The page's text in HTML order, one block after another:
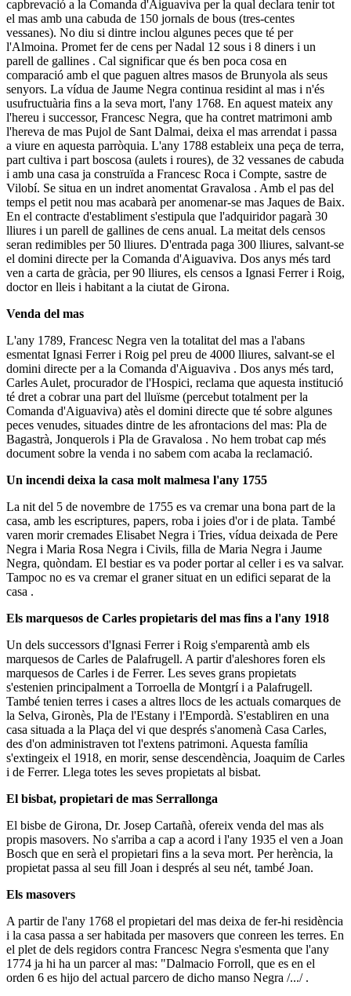
capbrevació a la Comanda d'Aiguaviva per la qual declara tenir tot
el mas amb una cabuda de 150 jornals de bous (tres-centes
vessanes). No diu si dintre inclou algunes peces que té per
l'Almoina. Promet fer de cens per Nadal 12 sous i 8 diners i un
parell de gallines . Cal significar que és ben poca cosa en
comparació amb el que paguen altres masos de Brunyola als seus
senyors. La vídua de Jaume Negra continua residint al mas i n'és
usufructuària fins a la seva mort, l'any 1768. En aquest mateix any
l'hereu i successor, Francesc Negra, que ha contret matrimoni amb
l'hereva de mas Pujol de Sant Dalmai, deixa el mas arrendat i passa
a viure en aquesta parròquia. L'any 1788 estableix una peça de terra,
part cultiva i part boscosa (aulets i roures), de 32 vessanes de cabuda
i amb una casa ja construïda a Francesc Roca i Compte, sastre de
Vilobí. Se situa en un indret anomentat Gravalosa . Amb el pas del
temps el petit nou mas acabarà per anomenar-se mas Jaques de Baix.
En el contracte d'establiment s'estipula que l'adquiridor pagarà 30
lliures i un parell de gallines de cens anual. La meitat dels censos
seran redimibles per 50 lliures. D'entrada paga 300 lliures, salvant-se
el domini directe per la Comanda d'Aiguaviva. Dos anys més tard
ven a carta de gràcia, per 90 lliures, els censos a Ignasi Ferrer i Roig,
doctor en lleis i habitant a la ciutat de Girona.
Venda del mas
L'any 1789, Francesc Negra ven la totalitat del mas a l'abans
esmentat Ignasi Ferrer i Roig pel preu de 4000 lliures, salvant-se el
domini directe per a la Comanda d'Aiguaviva . Dos anys més tard,
Carles Aulet, procurador de l'Hospici, reclama que aquesta institució
té dret a cobrar una part del lluïsme (percebut totalment per la
Comanda d'Aiguaviva) atès el domini directe que té sobre algunes
peces venudes, situades dintre de les afrontacions del mas: Pla de
Bagastrà, Jonquerols i Pla de Gravalosa . No hem trobat cap més
document sobre la venda i no sabem com acaba la reclamació.
Un incendi deixa la casa molt malmesa l'any 1755
La nit del 5 de novembre de 1755 es va cremar una bona part de la
casa, amb les escriptures, papers, roba i joies d'or i de plata. També
varen morir cremades Elisabet Negra i Tries, vídua deixada de Pere
Negra i Maria Rosa Negra i Civils, filla de Maria Negra i Jaume
Negra, quòndam. El bestiar es va poder portar al celler i es va salvar.
Tampoc no es va cremar el graner situat en un edifici separat de la
casa .
Els marquesos de Carles propietaris del mas fins a l'any 1918
Un dels successors d'Ignasi Ferrer i Roig s'emparentà amb els
marquesos de Carles de Palafrugell. A partir d'aleshores foren els
marquesos de Carles i de Ferrer. Les seves grans propietats
s'estenien principalment a Torroella de Montgrí i a Palafrugell.
També tenien terres i cases a altres llocs de les actuals comarques de
la Selva, Gironès, Pla de l'Estany i l'Empordà. S'establiren en una
casa situada a la Plaça del vi que després s'anomenà Casa Carles,
des d'on administraven tot l'extens patrimoni. Aquesta família
s'extingeix el 1918, en morir, sense descendència, Joaquim de Carles
i de Ferrer. Llega totes les seves propietats al bisbat.
El bisbat, propietari de mas Serrallonga
El bisbe de Girona, Dr. Josep Cartañà, ofereix venda del mas als
propis masovers. No s'arriba a cap a acord i l'any 1935 el ven a Joan
Bosch que en serà el propietari fins a la seva mort. Per herència, la
propietat passa al seu fill Joan i després al seu nét, també Joan.
Els masovers
A partir de l'any 1768 el propietari del mas deixa de fer-hi residència
i la casa passa a ser habitada per masovers que conreen les terres. En
el plet de dels regidors contra Francesc Negra s'esmenta que l'any
1774 ja hi ha un parcer al mas: "Dalmacio Forroll, que es en el
orden 6 es hijo del actual parcero de dicho manso Negra /.../ .